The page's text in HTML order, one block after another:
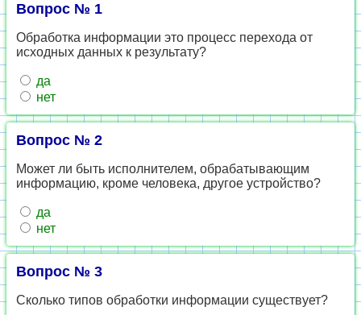
Вопрос № 1
Обработка информации это процесс перехода от
исходных данных к результату?
да
нет
Вопрос № 2
Может ли быть исполнителем, обрабатывающим
информацию, кроме человека, другое устройство?
да
нет
Вопрос № 3
Сколько типов обработки информации существует?